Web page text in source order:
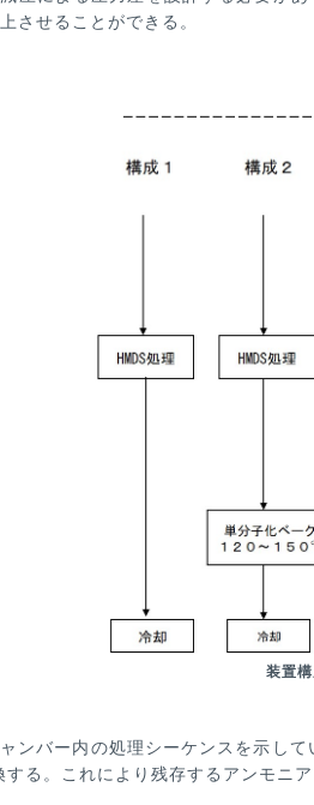
させることができる。
装置
ンバー内の処理シーケンスを示し
する。これにより残存するアンモニ